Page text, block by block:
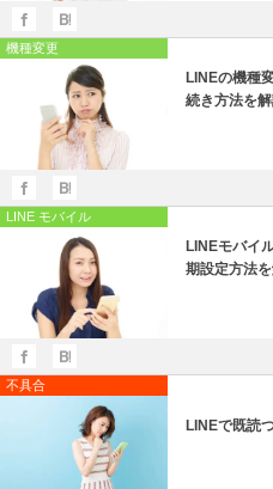
機種変更
LINEの機種
続き方法を
LINE モバイル
LINEモバイ
期設定方法
不具合
LINEで既読